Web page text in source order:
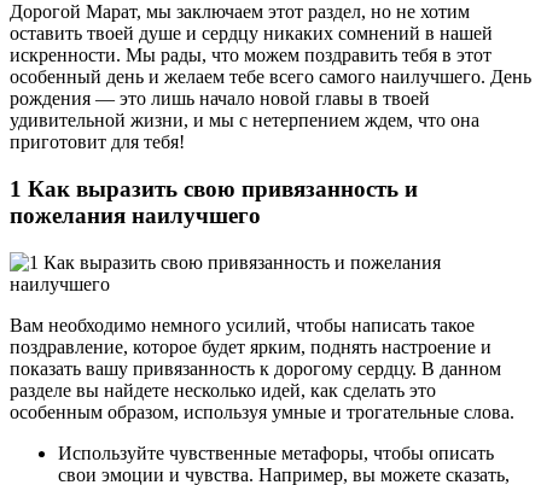
Дорогой Марат, мы заключаем этот раздел, но не хотим
оставить твоей душе и сердцу никаких сомнений в нашей
искренности. Мы рады, что можем поздравить тебя в этот
особенный день и желаем тебе всего самого наилучшего. День
рождения — это лишь начало новой главы в твоей
удивительной жизни, и мы с нетерпением ждем, что она
приготовит для тебя!
1 Как выразить свою привязанность и
пожелания наилучшего
Вам необходимо немного усилий, чтобы написать такое
поздравление, которое будет ярким, поднять настроение и
показать вашу привязанность к дорогому сердцу. В данном
разделе вы найдете несколько идей, как сделать это
особенным образом, используя умные и трогательные слова.
Используйте чувственные метафоры, чтобы описать
свои эмоции и чувства. Например, вы можете сказать,